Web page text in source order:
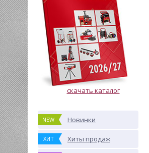
скачать каталог
NEW Новинки
ХИТ Хиты продаж